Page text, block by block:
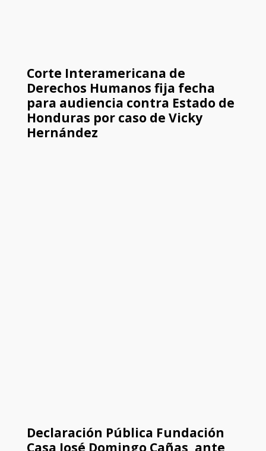
Corte Interamericana de
Derechos Humanos fija fecha
para audiencia contra Estado de
Honduras por caso de Vicky
Hernández
Declaración Pública Fundación
Casa José Domingo Cañas, ante